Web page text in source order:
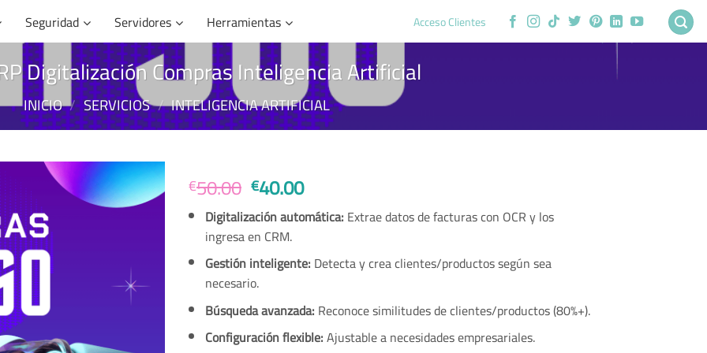
Seguridad Servidores
Herramientas
Acceso Clientes
Digitalización Compras Inteligencia Artificial
INICIO / SERVICIOS / INTELIGENCIA ARTIFICIAL
€50.00 El
precio
original
era:
€50.00.
€40.00El
precio
actual
€40.00.
Digitalización automática: Extrae datos de facturas con OCR y los
ingresa en CRM.
Gestión inteligente: Detecta y crea clientes/productos según sea
necesario.
Búsqueda avanzada: Reconoce similitudes de clientes/productos (80%+).
Configuración flexible:Ajustable a necesidades empresariales.